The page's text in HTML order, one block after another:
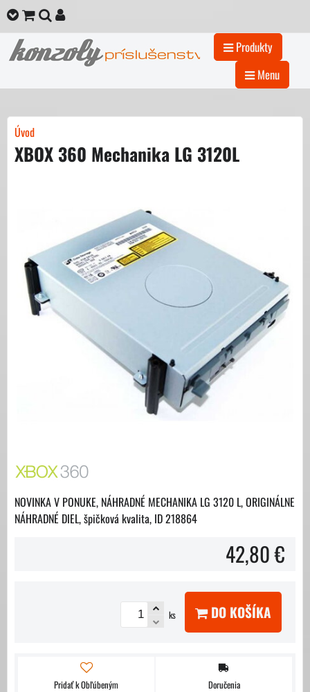
Produkty
Menu
Úvod
XBOX 360 Mechanika LG 3120L
NOVINKA V PONUKE, NÁHRADNÉ MECHANIKA LG 3120 L, ORIGINÁLNE
NÁHRADNÉ DIEL, špičková kvalita, ID 218864
42,80 €
ks DO KOŠÍKA
Pridať k Obľúbeným Doručenia